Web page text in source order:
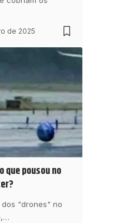
de 2025
que pousou no
"drones" no
…